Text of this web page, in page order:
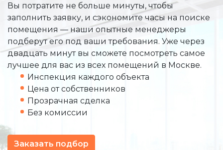
Вы потратите не больше минуты, чтобы
заполнить заявку, и сэкономите часы на поиске
помещения — наши опытные менеджеры
подберут его под ваши требования. Уже через
двадцать минут вы сможете посмотреть самое
лучшее для вас из всех помещений в Москве.
Инспекция каждого объекта
Цена от собственников
Прозрачная сделка
Без комиссии
Заказать подбор